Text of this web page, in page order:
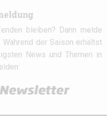
bleiben? Dann melde
der Saison erhältst
News und Themen in